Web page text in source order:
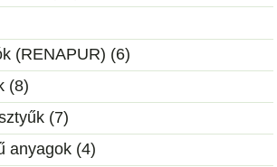
(RENAPUR) (6)
(8)
(7)
anyagok (4)